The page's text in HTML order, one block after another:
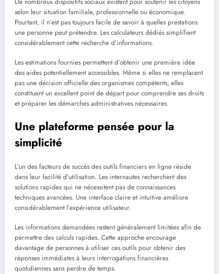
selon leur situation familiale, professionnelle ou économique.
Pourtant, il n’est pas toujours facile de savoir à quelles prestations
une personne peut prétendre. Les calculateurs dédiés simplifient
considérablement cette recherche d’informations.
Les estimations fournies permettent d’obtenir une première idée
des aides potentiellement accessibles. Même si elles ne remplacent
pas une décision officielle des organismes compétents, elles
constituent un excellent point de départ pour comprendre ses droits
et préparer les démarches administratives nécessaires.
Une plateforme pensée pour la
simplicité
L’un des facteurs de succès des outils financiers en ligne réside
dans leur facilité d’utilisation. Les internautes recherchent des
solutions rapides qui ne nécessitent pas de connaissances
techniques avancées. Une interface claire et intuitive améliore
considérablement l’expérience utilisateur.
Les informations demandées restent généralement limitées afin de
permettre des calculs rapides. Cette approche encourage
davantage de personnes à utiliser ces outils pour obtenir des
réponses immédiates à leurs interrogations financières
quotidiennes sans perdre de temps.